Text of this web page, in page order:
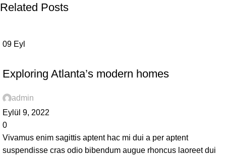
Related Posts
09 Eyl
Exploring Atlanta’s modern homes
admin
Eylül 9, 2022
0
Vivamus enim sagittis aptent hac mi dui a per aptent
suspendisse cras odio bibendum augue rhoncus laoreet dui